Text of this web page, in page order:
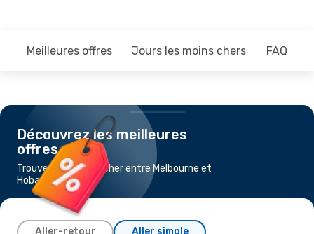
Meilleures offres Jours les moins chers FAQ
Découvrez les meilleures
offres
Trouvez un vol pas cher entre Melbourne et
Hobart
Aller-retour Aller simple